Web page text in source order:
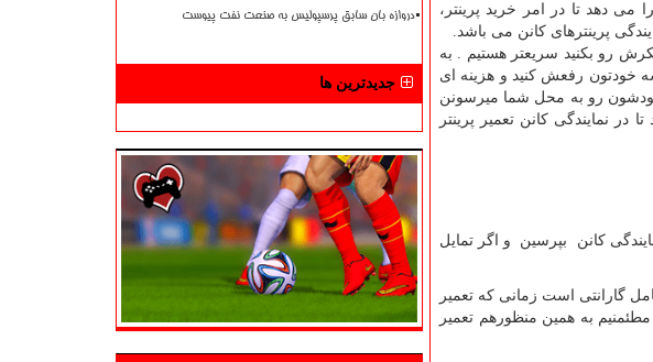
می دهد تا در امر خرید پرینتر،
پرینترهای کانن می باشد.
رو بکنید سریعتر هستیم . به
خودتون رفعش کنید و هزینه ای
رو به محل شما میرسونن
نمایندگی کانن تعمیر پرینتر
کانن بپرسین و اگر تمایل
گارانتی است زمانی که تعمیر
به همین منظورهم تعمیر
دروازه بان سابق پرسپولیس به صنعت نفت پیوست
جدیدترین ها